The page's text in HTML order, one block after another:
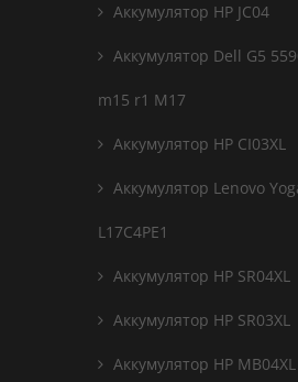
Аккумулятор HP JC04
Аккумулятор Dell G5
m15 r1 M17
Аккумулятор HP CI03XL
Аккумулятор Lenovo
L17C4PE1
Аккумулятор HP SR04XL
Аккумулятор HP SR03XL
Аккумулятор HP MB04XL